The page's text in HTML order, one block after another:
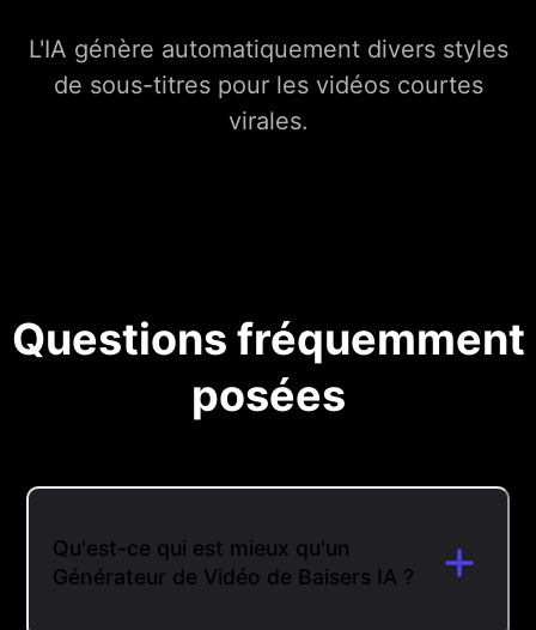
L'IA génère automatiquement divers styles
de sous-titres pour les vidéos courtes
virales.
Questions fréquemment
posées
Qu'est-ce qui est mieux qu'un
Générateur de Vidéo de Baisers IA ?